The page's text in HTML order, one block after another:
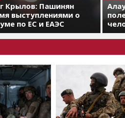
Крылов: Пашинян
выступлениями о
по ЕС и ЕАЭС